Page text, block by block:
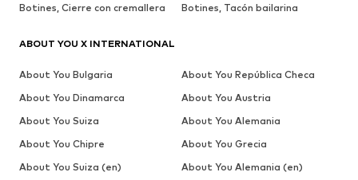
Botines, Cierre con cremallera
Botines, Tacón bailarina
ABOUT YOU X INTERNATIONAL
About You Bulgaria
About You República Checa
About You Dinamarca
About You Austria
About You Suiza
About You Alemania
About You Chipre
About You Grecia
About You Suiza (en)
About You Alemania (en)